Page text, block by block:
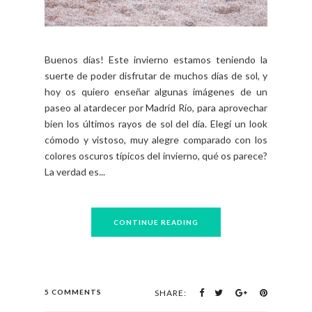
Buenos días! Este invierno estamos teniendo la
suerte de poder disfrutar de muchos días de sol, y
hoy os quiero enseñar algunas imágenes de un
paseo al atardecer por Madrid Río, para aprovechar
bien los últimos rayos de sol del día. Elegí un look
cómodo y vistoso, muy alegre comparado con los
colores oscuros típicos del invierno, qué os parece?
La verdad es...
CONTINUE READING
5 COMMENTS SHARE: